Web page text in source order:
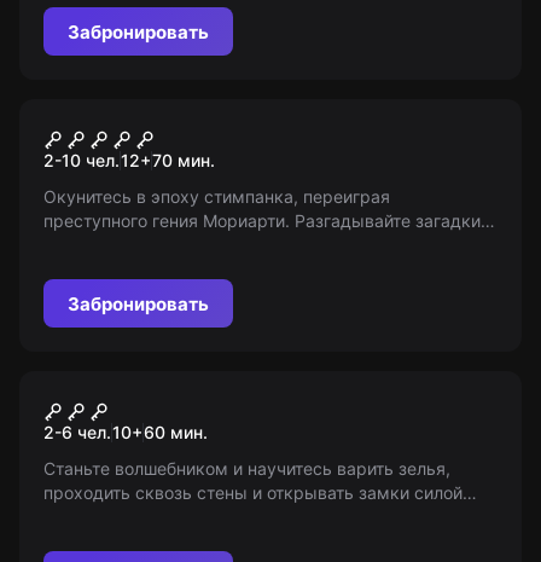
Забронировать
Шерлок. Цифровой
апокалипсис
2-10 чел.12+70 мин.
Окунитесь в эпоху стимпанка, переиграя
преступного гения Мориарти. Разгадывайте загадки,
Забронировать
Тайны чародеев 2.0
2-6 чел.10+60 мин.
Станьте волшебником и научитесь варить зелья,
проходить сквозь стены и открывать замки силой